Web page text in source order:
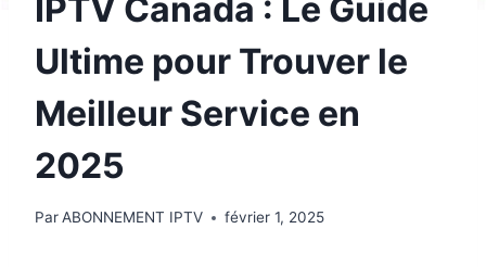
IPTV Canada : Le Guide
Ultime pour Trouver le
Meilleur Service en
2025
ParABONNEMENT IPTV février 1, 2025